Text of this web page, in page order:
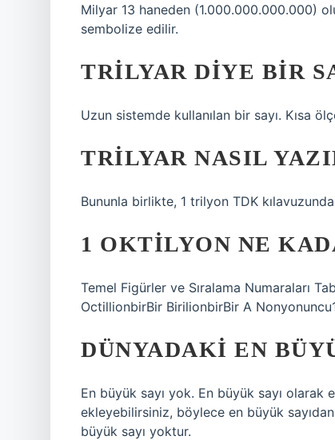
Milyar 13 haneden (1.000.000.000.000)
sembolize edilir.
TRILYAR DIYE BIR
Uzun sistemde kullanılan bir sayı. Kısa
TRILYAR NASIL
Bununla birlikte, 1 trilyon TDK
1 OKTILYON NE
Temel Figürler ve Sıralama Numaraları
OctillionbirBir BirilionbirBir A
DÜNYADAKI EN
En büyük sayı yok. En büyük sayı olarak
ekleyebilirsiniz, böylece en büyük
büyük sayı yoktur.